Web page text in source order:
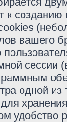
к
вашего
сессии
одной
для
удобство